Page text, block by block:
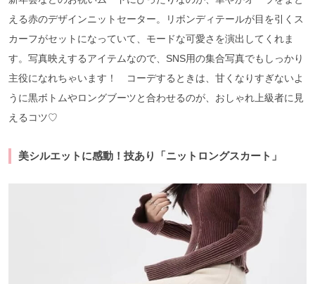
える赤のデザインニットセーター。リボンディテールが目を引くス
カーフがセットになっていて、モードな可愛さを演出してくれま
す。写真映えするアイテムなので、SNS用の集合写真でもしっかり
主役になれちゃいます！ コーデするときは、甘くなりすぎないよ
うに黒ボトムやロングブーツと合わせるのが、おしゃれ上級者に見
えるコツ♡
美シルエットに感動！技あり「ニットロングスカート」